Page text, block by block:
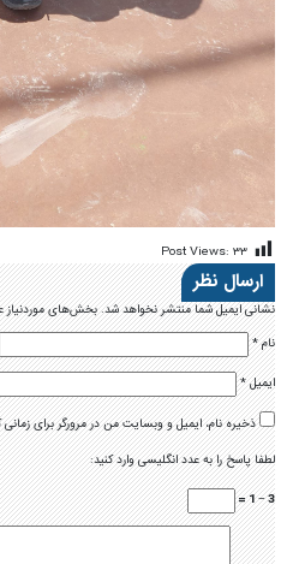
Post Views: ۳۳
ارسال نظر
نشانی ایمیل شما منتشر نخواهد شد.بخش‌های موردنیاز
نام*
ایمیل*
ذخیره نام، ایمیل و وبسایت من در مرورگر برای
لطفا پاسخ را به عدد انگلیسی وارد کنید:
3 − 1 =